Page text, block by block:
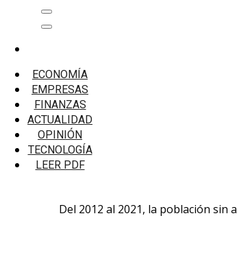
Menú
principal
ECONOMÍA
EMPRESAS
FINANZAS
ACTUALIDAD
OPINIÓN
TECNOLOGÍA
LEER PDF
Sunass: Cierre de brechas en agua y
Sunass: Cierre de brechas en
De los 3,5 millones de personas sin
presidente ejecutivo de la Sunass, Mauro
Del 2012 al 2021, la población sin